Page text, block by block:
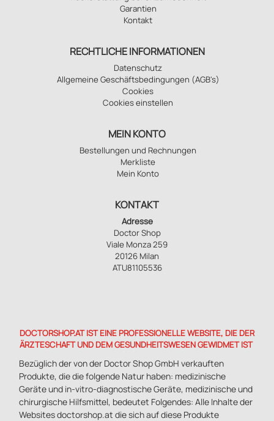
Garantien
Kontakt
RECHTLICHE INFORMATIONEN
Datenschutz
Allgemeine Geschäftsbedingungen (AGB's)
Cookies
Cookies einstellen
MEIN KONTO
Bestellungen und Rechnungen
Merkliste
Mein Konto
KONTAKT
Adresse
Doctor Shop
Viale Monza 259
20126 Milan
ATU81105536
DOCTORSHOP.AT IST EINE PROFESSIONELLE WEBSITE, DIE DER
ÄRZTESCHAFT UND DEM GESUNDHEITSWESEN GEWIDMET IST
Bezüglich der von der Doctor Shop GmbH verkauften
Produkte, die die folgende Natur haben: medizinische
Geräte und in-vitro-diagnostische Geräte, medizinische und
chirurgische Hilfsmittel, bedeutet Folgendes: Alle Inhalte der
Websites doctorshop.at die sich auf diese Produkte